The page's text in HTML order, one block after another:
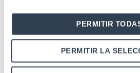
PERMITIR
PERMITIR LA